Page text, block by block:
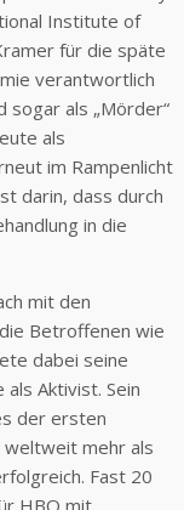
Institute of
für die späte
verantwortlich
sogar als „Mörder“
als
im Rampenlicht
darin, dass durch
in die
mit den
Betroffenen wie
dabei seine
Aktivist. Sein
der ersten
weltweit mehr als
Fast 20